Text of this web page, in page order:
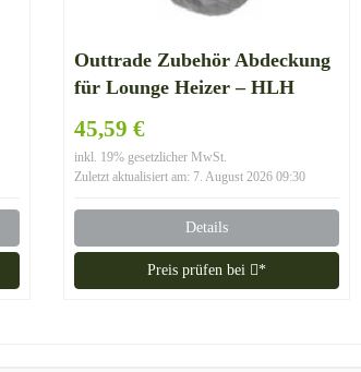
Outtrade Zubehör Abdeckung
für Lounge Heizer – HLH
45,59 €
inkl. 19% gesetzlicher MwSt.
Zuletzt aktualisiert am: 7. August 2026 09:30
Details
Preis prüfen bei *